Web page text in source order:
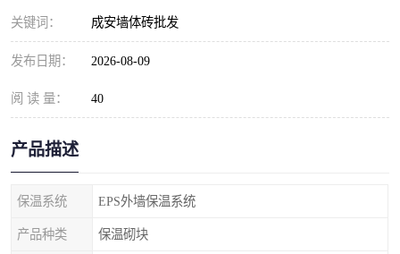
关键词： 成安墙体砖批发
发布日期： 2026-08-09
阅 读 量： 40
产品描述
保温系统 EPS外墙保温系统
产品种类 保温砌块